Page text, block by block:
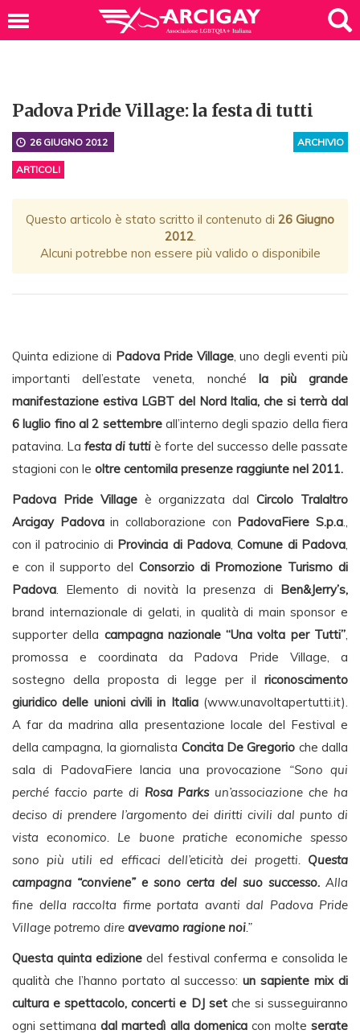
Padova Pride Village: la festa di tutti
ARCHIVIO
26 GIUGNO 2012
ARTICOLI
Questo articolo è stato scritto il contenuto di 26 Giugno
2012.
Alcuni potrebbe non essere più valido o disponibile
Quinta edizione di Padova Pride Village, uno degli eventi più
importanti dell’estate veneta, nonché la più grande
manifestazione estiva LGBT del Nord Italia, che si terrà dal
6 luglio fino al 2 settembreall’interno degli spazio della fiera
patavina. La festa di tutti è forte del successo delle passate
stagioni con le oltre centomila presenze raggiunte nel 2011.
Padova Pride Villageè organizzata dalCircolo Tralaltro
Arcigay Padovain collaborazione con PadovaFiere S.p.a.,
con il patrocinio di Provincia di Padova,Comune di Padova,
e con il supporto del Consorzio di Promozione Turismo di
Padova. Elemento di novità la presenza di Ben&Jerry’s,
brand internazionale di gelati, in qualità di main sponsor e
supporter della campagna nazionale “Una volta per Tutti”,
promossa e coordinata da Padova Pride Village, a
sostegno della proposta di legge per il riconoscimento
giuridico delle unioni civili in Italia(www.unavoltapertutti.it).
A far da madrina alla presentazione locale del Festival e
della campagna, la giornalista Concita De Gregorio che dalla
sala di PadovaFiere lancia una provocazione “Sono qui
perché faccio parte di Rosa Parksun’associazione che ha
deciso di prendere l’argomento dei diritti civili dal punto di
vista economico. Le buone pratiche economiche spesso
sono più utili ed efficaci dell’eticità dei progetti. Questa
campagna “conviene” e sono certa del suo successo. Alla
fine della raccolta firme portata avanti dal Padova Pride
Village potremo dire avevamo ragione noi.”
Questa quinta edizionedel festival conferma e consolida le
qualità che l’hanno portato al successo:un sapiente mix di
cultura e spettacolo, concerti e DJ setche si susseguiranno
ogni settimanadal martedì alla domenicacon molte serate